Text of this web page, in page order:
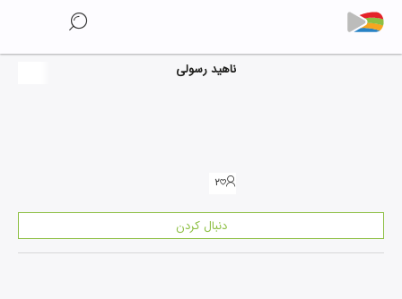
ناهید رسولی
۲
دنبال کردن